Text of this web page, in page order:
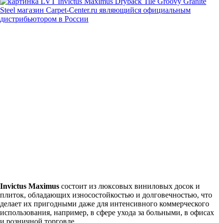
Invictus Maximus состоит из люксовых виниловых досок и
плиток, обладающих износостойкостью и долговечностью, что
делает их пригодными даже для интенсивного коммерческого
использования, например, в сфере ухода за больными, в офисах
и розничной торговле.